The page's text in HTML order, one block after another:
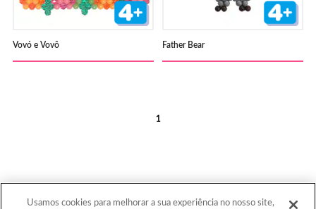
Vovó e Vovô Father Bear
1
Usamos cookies para melhorar a sua experiência no nosso site,